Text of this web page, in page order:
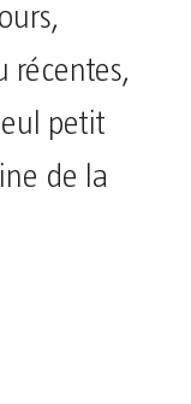
récentes,
petit
de la